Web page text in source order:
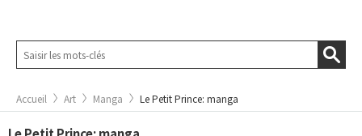
Accueil Art Manga Le Petit Prince: manga